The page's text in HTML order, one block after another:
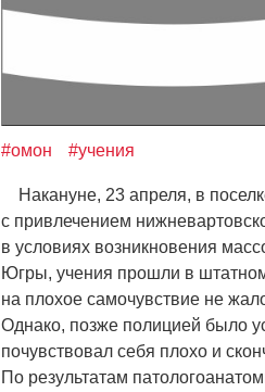
#омон #учения
Накануне, 23 апреля, в
с привлечением
в условиях возникновения
Югры, учения прошли в
на плохое самочувствие не
Однако, позже полицией было
почувствовал себя плохо и
По результатам